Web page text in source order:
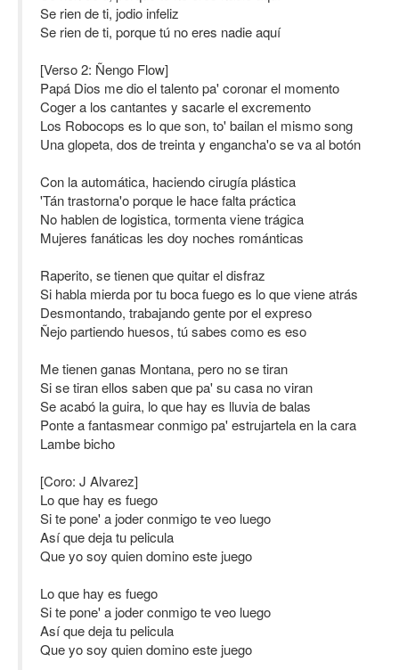
Se rien de ti, jodio infeliz
Se rien de ti, porque tú no eres nadie aquí
[Verso 2: Ñengo Flow]
Papá Dios me dio el talento pa' coronar el momento
Coger a los cantantes y sacarle el excremento
Los Robocops es lo que son, to' bailan el mismo song
Una glopeta, dos de treinta y engancha'o se va al botón
Con la automática, haciendo cirugía plástica
'Tán trastorna'o porque le hace falta práctica
No hablen de logistica, tormenta viene trágica
Mujeres fanáticas les doy noches románticas
Raperito, se tienen que quitar el disfraz
Si habla mierda por tu boca fuego es lo que viene atrás
Desmontando, trabajando gente por el expreso
Ñejo partiendo huesos, tú sabes como es eso
Me tienen ganas Montana, pero no se tiran
Si se tiran ellos saben que pa' su casa no viran
Se acabó la guira, lo que hay es lluvia de balas
Ponte a fantasmear conmigo pa' estrujartela en la cara
Lambe bicho
[Coro: J Alvarez]
Lo que hay es fuego
Si te pone' a joder conmigo te veo luego
Así que deja tu pelicula
Que yo soy quien domino este juego
Lo que hay es fuego
Si te pone' a joder conmigo te veo luego
Así que deja tu pelicula
Que yo soy quien domino este juego